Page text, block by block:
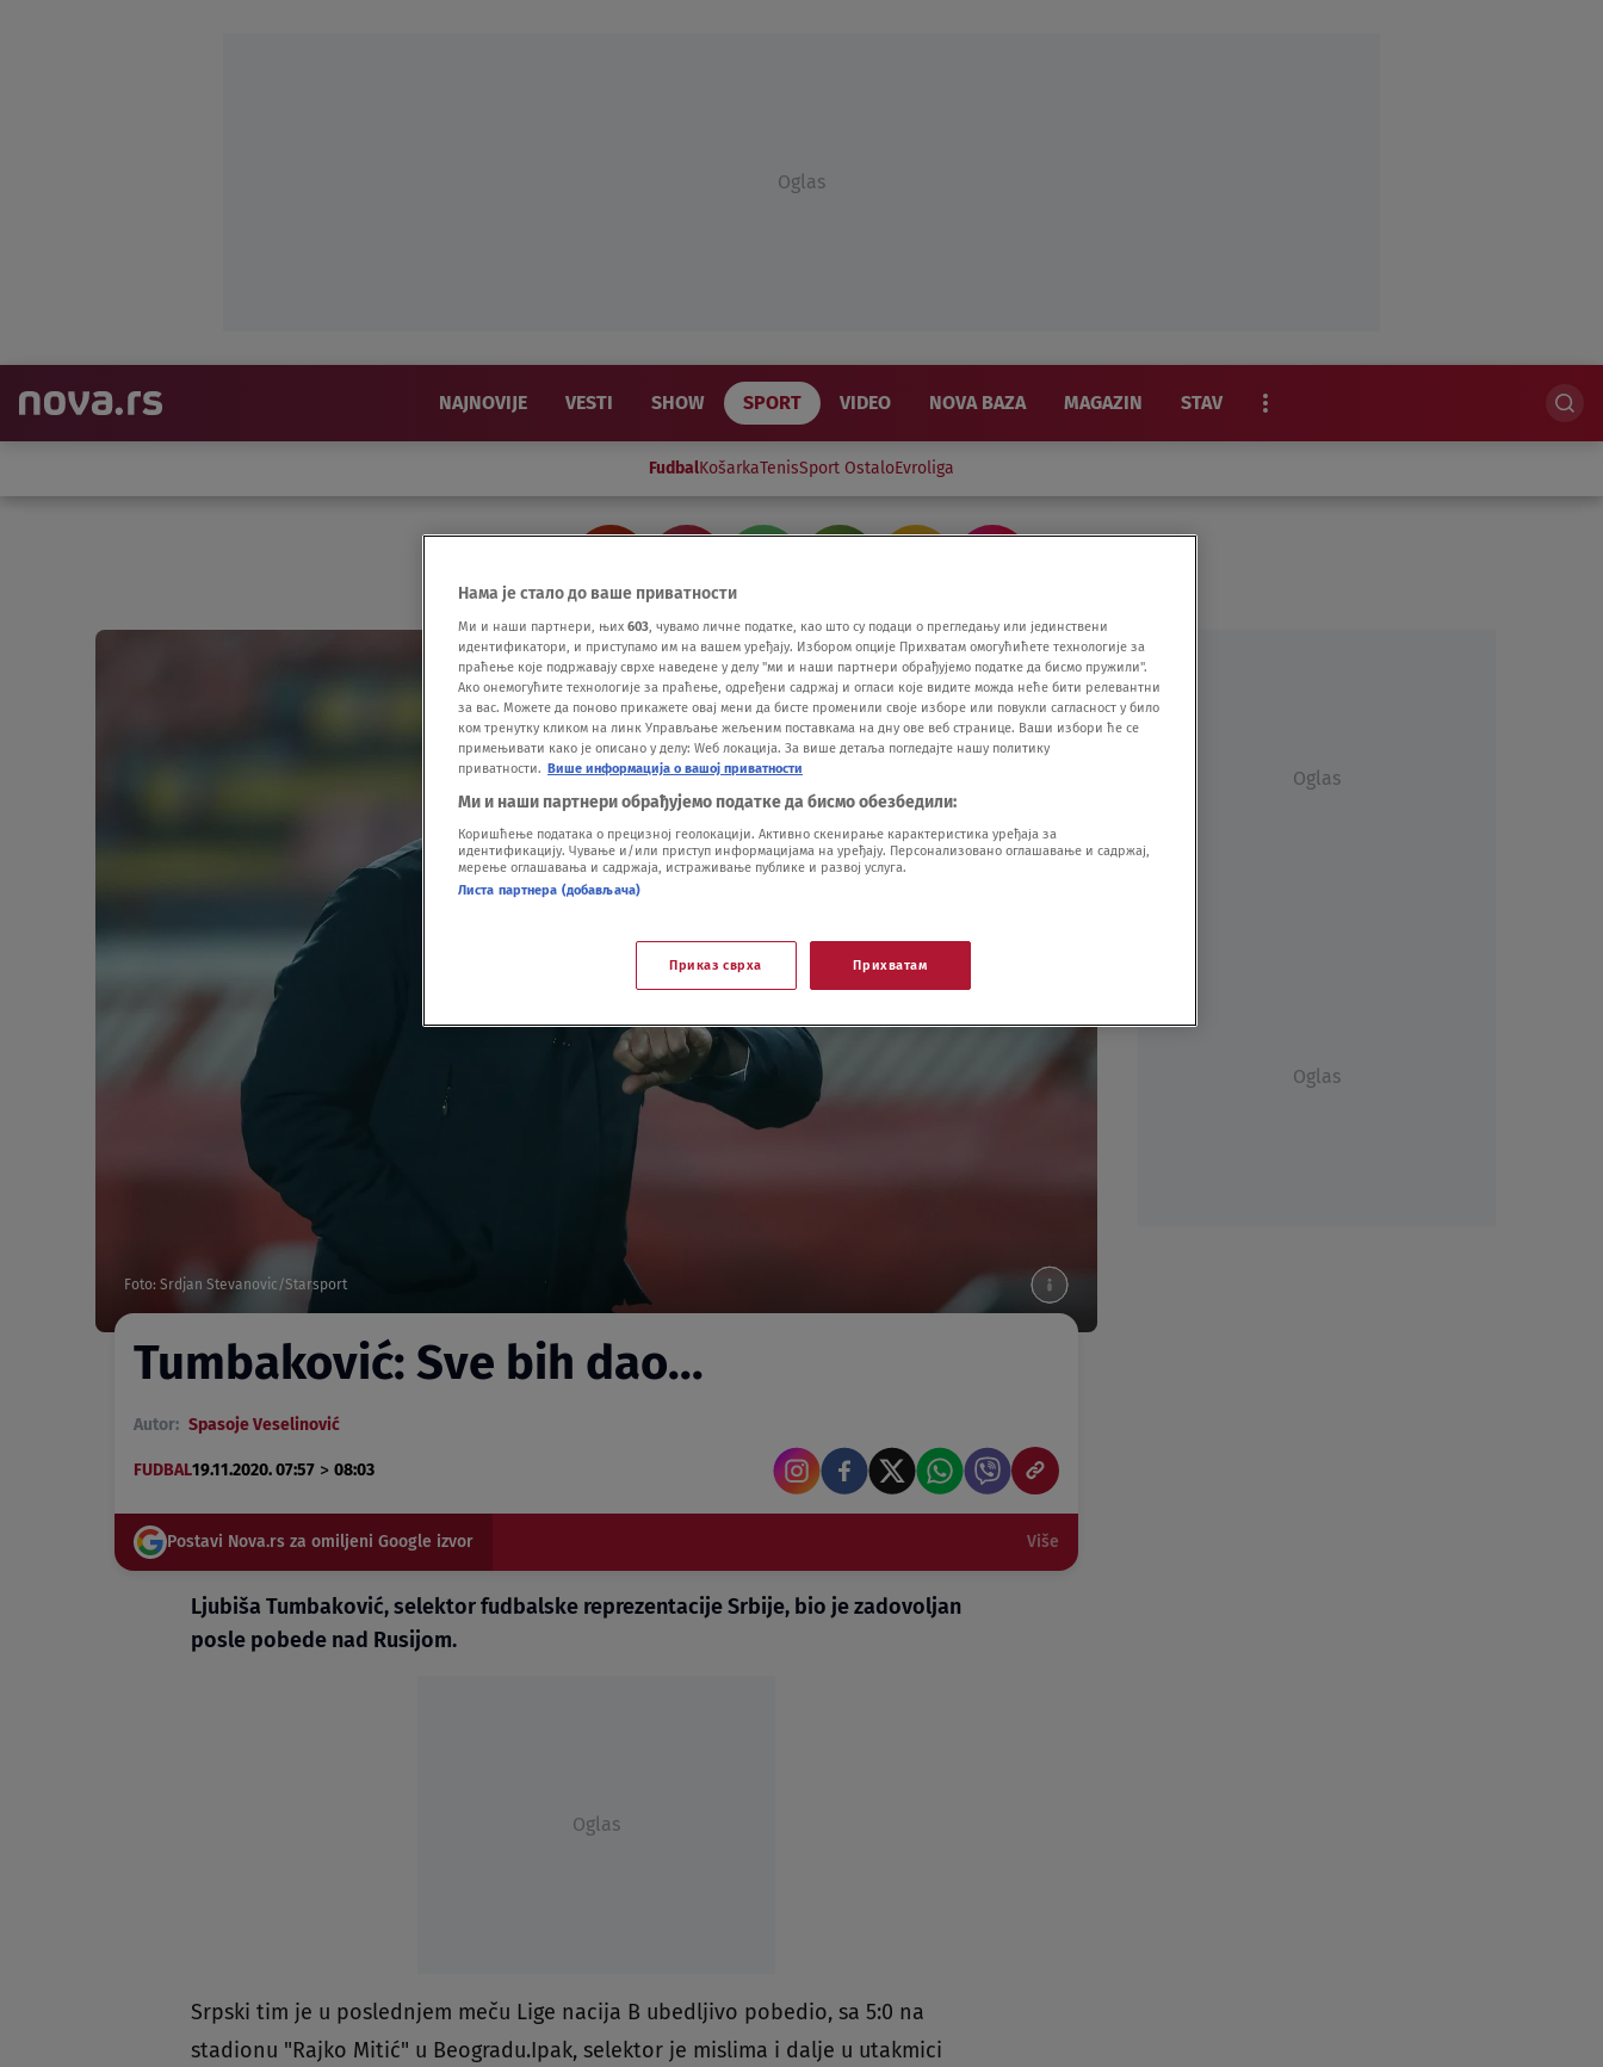
Oglas
NAJNOVIJE VESTI SHOW SPORT VIDEO NOVA BAZA MAGAZIN STAV
FudbalKošarkaTenisSport OstaloEvroliga
Foto: Srdjan Stevanovic/Starsport
Tumbaković: Sve bih dao...
Autor: Spasoje Veselinović
FUDBAL19.11.2020. 07:57 > 08:03
Postavi Nova.rs za omiljeni Google izvor Više
Ljubiša Tumbaković, selektor fudbalske reprezentacije Srbije, bio je zadovoljan
posle pobede nad Rusijom.
Oglas
Srpski tim je u poslednjem meču Lige nacija B ubedljivo pobedio, sa 5:0 na
stadionu "Rajko Mitić" u Beogradu.Ipak, selektor je mislima i dalje u utakmici
Oglas
Oglas
Нама је стало до ваше приватности
Ми и наши партнери, њих 603, чувамо личне податке, као што су подаци о прегледању или јединствени
идентификатори, и приступамо им на вашем уређају. Избором опције Прихватам омогућићете технологије за
праћење које подржавају сврхе наведене у делу "ми и наши партнери обрађујемо податке да бисмо пружили".
Ако онемогућите технологије за праћење, одређени садржај и огласи које видите можда неће бити релевантни
за вас. Можете да поново прикажете овај мени да бисте променили своје изборе или повукли сагласност у било
ком тренутку кликом на линк Управљање жељеним поставкама на дну ове веб странице. Ваши избори ће се
примењивати како је описано у делу: Wеб локација. За више детаља погледајте нашу политику
приватности. Више информација о вашој приватности
Ми и наши партнери обрађујемо податке да бисмо обезбедили:
Коришћење података о прецизној геолокацији. Активно скенирање карактеристика уређаја за
идентификацију. Чување и/или приступ информацијама на уређају. Персонализовано оглашавање и садржај,
мерење оглашавања и садржаја, истраживање публике и развој услуга.
Листа партнера (добављача)
Приказ сврха Прихватам